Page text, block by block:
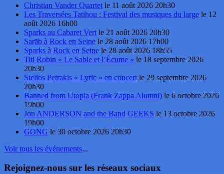
Christian Vander Quartet le 11 août 2026 20h30
Les Traversées Tatihou : Festival des musiques du large le 12
août 2026 16h00
Sparks au Cabaret Vert le 21 août 2026 20h30
Sarāb à Rock en Seine le 28 août 2026 17h00
Sparks à Rock en Seine le 28 août 2026 18h55
Titi Robin « Le Sable et l’Écume » le 18 septembre 2026
20h30
Stelios Petrakis « Lyric » en concert le 29 septembre 2026
20h30
Banned from Utopia (Frank Zappa Alumni) le 6 octobre 2026
19h00
Jon ANDERSON and the Band GEEKS le 13 octobre 2026
19h00
GONG le 30 octobre 2026 20h30
Voir tous les événements...
Rejoignez-nous sur les réseaux sociaux